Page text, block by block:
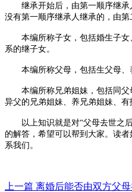
继承开始后，由第一顺序继承
没有第一顺序继承人继承的，由第
本编所称子女，包括婚生子
系的继子女。
本编所称父母，包括生父母、
本编所称兄弟姐妹，包括同
异父的兄弟姐妹、养兄弟姐妹、有
以上知识就是对“父母去世之
的解答，希望可以帮到大家。读者
系我们。
上一篇 离婚后能否由双方父